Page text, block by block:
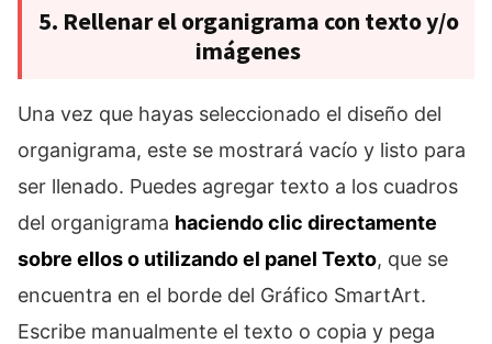
5. Rellenar el organigrama con texto y/o
imágenes
Una vez que hayas seleccionado el diseño del
organigrama, este se mostrará vacío y listo para
ser llenado. Puedes agregar texto a los cuadros
del organigrama haciendo clic directamente
sobre ellos o utilizando el panel Texto, que se
encuentra en el borde del Gráfico SmartArt.
Escribe manualmente el texto o copia y pega